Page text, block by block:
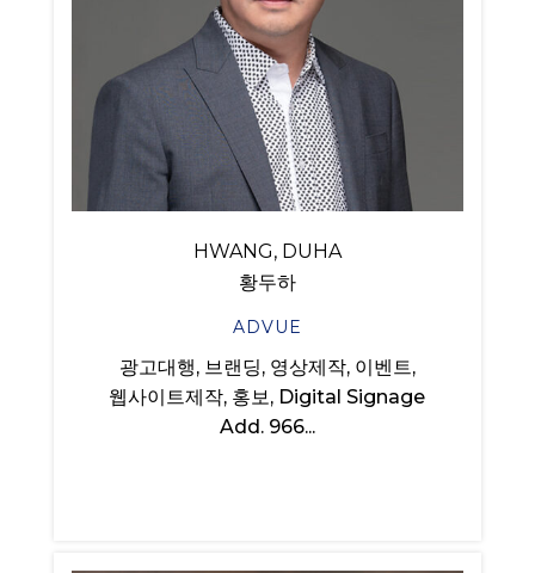
HWANG, DUHA
황두하
ADVUE
광고대행, 브랜딩, 영상제작, 이벤트,
웹사이트제작, 홍보, Digital Signage
Add. 966...